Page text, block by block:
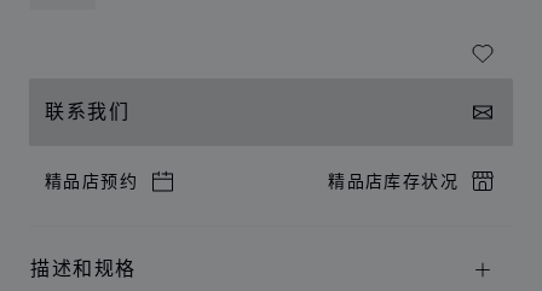
联系我们
精品店预约 精品店库存状况
描述和规格